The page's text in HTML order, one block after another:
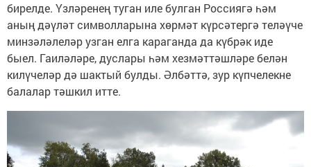
бирелде. Үзләренең туган иле булган Россиягә һәм
аның дәүләт символларына хөрмәт күрсәтергә теләүче
минзәләлеләр узган елга караганда да күбрәк иде
быел. Гаиләләре, дуслары һәм хезмәттәшләре белән
килүчеләр дә шактый булды. Әлбәттә, зур күпчелекне
балалар тәшкил итте.